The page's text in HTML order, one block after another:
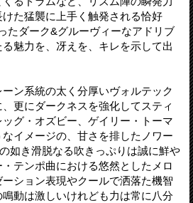
た猛襲に上手く触発される恰好
たダーク&グルーヴィーなアドリブ
魅力を、冴えを、キレを示して出
ン系統の太く分厚いヴォルテック
更にダークネスを強化してスティ
グ・オズビー、ゲイリー・トーマ
イメージの、甘さを排したノワー
如き滑脱なる吹きっぷりは誠に鮮や
テンポ曲における悠然としたメロ
ション表現やクールで洒落た機智
動は激しいけれども力は常に八分